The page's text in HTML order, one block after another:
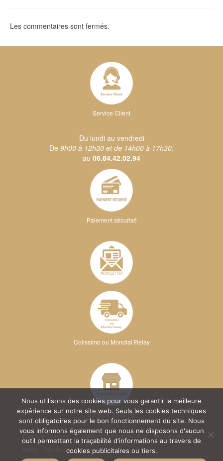
Les commentaires sont fermés.
Service Client
Du lundi au vendredi
De 9h00 à 12h30 et de 14h00 à 17h30.
au 06.84.42.02.94
Paiement sécurisé
Colissimo ou Mondial Relay
Sur RDV à l'atelier
Conditions Générales de Vente
Mentions légales
Plan du site
Nous utilisons des cookies pour vous garantir la meilleure
expérience sur notre site web. Seuls les cookies techniques
sont obligatoires pour le bon fonctionnement du site. Nous
vous informons également que nous ne disposons d'aucun
outil permettant la traçabilité d'informations au travers de
cookies publicitaires ou tiers.